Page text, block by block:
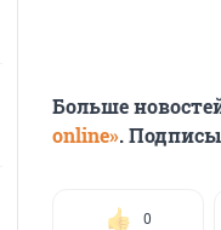
Больше
online».
0